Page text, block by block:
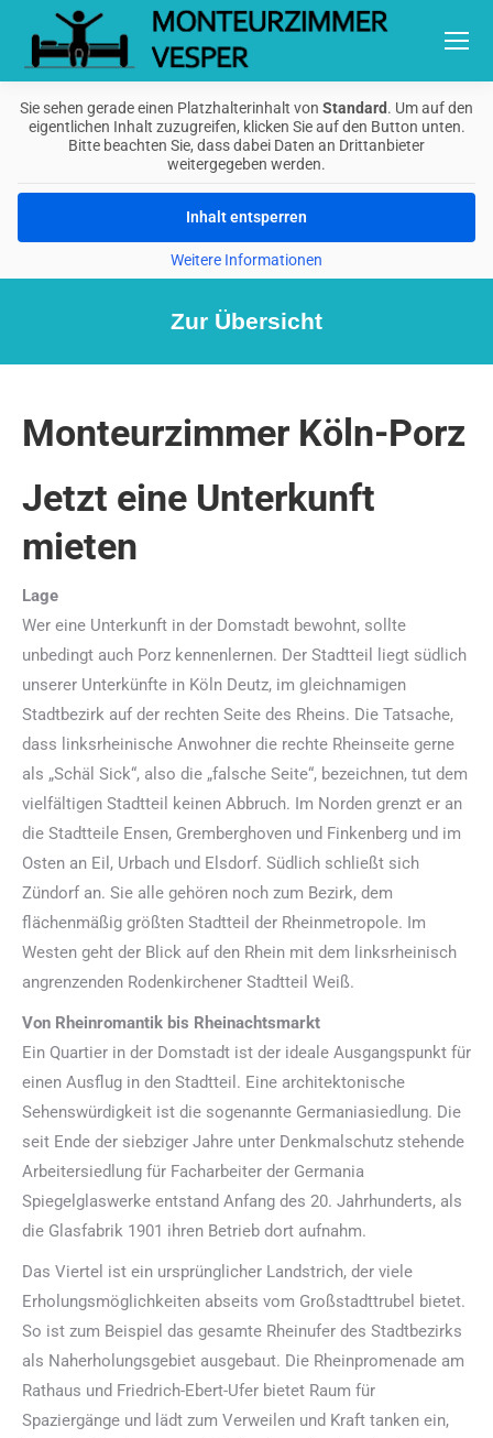
Sie sehen gerade einen Platzhalterinhalt von Standard . Um auf den
eigentlichen Inhalt zuzugreifen, klicken Sie auf den Button unten.
Bitte beachten Sie, dass dabei Daten an Drittanbieter
weitergegeben werden.
Inhalt entsperren
Weitere Informationen
Zur Übersicht
Monteurzimmer Köln-Porz
Jetzt eine Unterkunft
mieten
Lage
Wer eine Unterkunft in der Domstadt bewohnt, sollte
unbedingt auch Porz kennenlernen. Der Stadtteil liegt südlich
unserer Unterkünfte in Köln Deutz, im gleichnamigen
Stadtbezirk auf der rechten Seite des Rheins. Die Tatsache,
dass linksrheinische Anwohner die rechte Rheinseite gerne
als „Schäl Sick“, also die „falsche Seite“, bezeichnen, tut dem
vielfältigen Stadtteil keinen Abbruch. Im Norden grenzt er an
die Stadtteile Ensen, Gremberghoven und Finkenberg und im
Osten an Eil, Urbach und Elsdorf. Südlich schließt sich
Zündorf an. Sie alle gehören noch zum Bezirk, dem
flächenmäßig größten Stadtteil der Rheinmetropole. Im
Westen geht der Blick auf den Rhein mit dem linksrheinisch
angrenzenden Rodenkirchener Stadtteil Weiß.
Von Rheinromantik bis Rheinachtsmarkt
Ein Quartier in der Domstadt ist der ideale Ausgangspunkt für
einen Ausflug in den Stadtteil. Eine architektonische
Sehenswürdigkeit ist die sogenannte Germaniasiedlung. Die
seit Ende der siebziger Jahre unter Denkmalschutz stehende
Arbeitersiedlung für Facharbeiter der Germania
Spiegelglaswerke entstand Anfang des 20. Jahrhunderts, als
die Glasfabrik 1901 ihren Betrieb dort aufnahm.
Das Viertel ist ein ursprünglicher Landstrich, der viele
Erholungsmöglichkeiten abseits vom Großstadttrubel bietet.
So ist zum Beispiel das gesamte Rheinufer des Stadtbezirks
als Naherholungsgebiet ausgebaut. Die Rheinpromenade am
Rathaus und Friedrich-Ebert-Ufer bietet Raum für
Spaziergänge und lädt zum Verweilen und Kraft tanken ein,